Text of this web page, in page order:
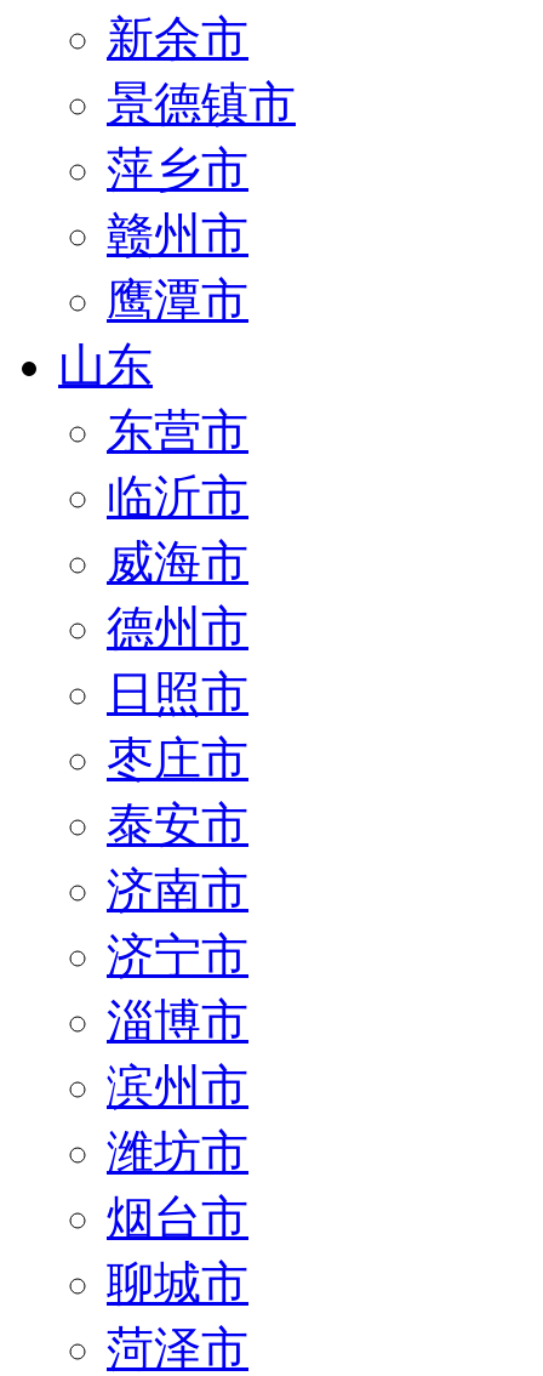
新余市
景德镇市
萍乡市
赣州市
鹰潭市
山东
东营市
临沂市
威海市
德州市
日照市
枣庄市
泰安市
济南市
济宁市
淄博市
滨州市
潍坊市
烟台市
聊城市
菏泽市